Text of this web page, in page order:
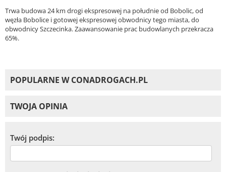
Trwa budowa 24 km drogi ekspresowej na południe od Bobolic, od
węzła Bobolice i gotowej ekspresowej obwodnicy tego miasta, do
obwodnicy Szczecinka. Zaawansowanie prac budowlanych przekracza
65%.
POPULARNE W CONADROGACH.PL
TWOJA OPINIA
Twój podpis: